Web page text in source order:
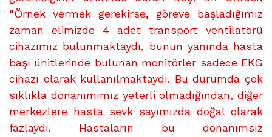
“Örnek vermek gerekirse, göreve başladığımız
zaman elimizde 4 adet transport ventilatörü
cihazımız bulunmaktaydı, bunun yanında hasta
başı ünitlerinde bulunan monitörler sadece EKG
cihazı olarak kullanılmaktaydı. Bu durumda çok
sıklıkla donanımımız yeterli olmadığından, diğer
merkezlere hasta sevk sayımızda doğal olarak
fazlaydı. Hastaların bu donanımsız